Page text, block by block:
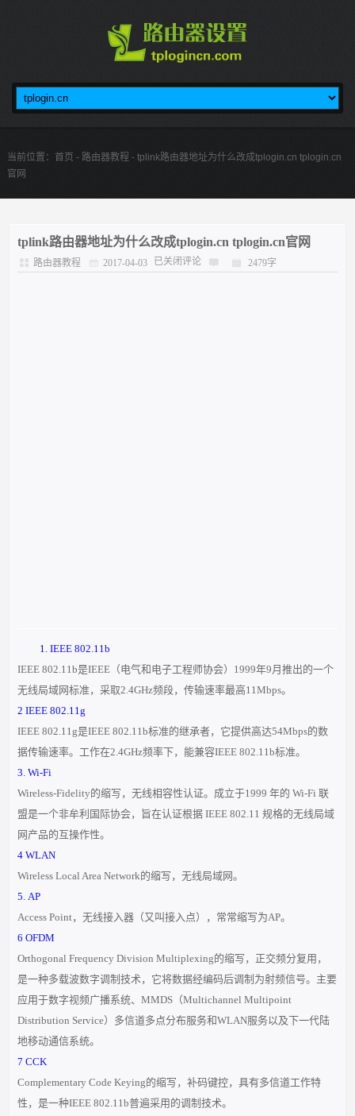
当前位置： 首页 - 路由器教程 - tplink路由器地址为什么改成tplogin.cn tplogin.cn
官网
tplink路由器地址为什么改成tplogin.cn tplogin.cn官网
路由器教程 2017-04-03 已关闭评论 2479字
1. IEEE 802.11b
IEEE 802.11b是IEEE（电气和电子工程师协会）1999年9月推出的一个
无线局域网标准，采取2.4GHz频段，传输速率最高11Mbps。
2 IEEE 802.11g
IEEE 802.11g是IEEE 802.11b标准的继承者，它提供高达54Mbps的数
据传输速率。工作在2.4GHz频率下，能兼容IEEE 802.11b标准。
3. Wi-Fi
Wireless-Fidelity的缩写，无线相容性认证。成立于1999 年的 Wi-Fi 联
盟是一个非牟利国际协会，旨在认证根据 IEEE 802.11 规格的无线局域
网产品的互操作性。
4 WLAN
Wireless Local Area Network的缩写，无线局域网。
5. AP
Access Point，无线接入器（又叫接入点），常常缩写为AP。
6 OFDM
Orthogonal Frequency Division Multiplexing的缩写，正交频分复用，
是一种多载波数字调制技术，它将数据经编码后调制为射频信号。主要
应用于数字视频广播系统、MMDS（Multichannel Multipoint
Distribution Service）多信道多点分布服务和WLAN服务以及下一代陆
地移动通信系统。
7 CCK
Complementary Code Keying的缩写，补码键控，具有多信道工作特
性，是一种IEEE 802.11b普遍采用的调制技术。